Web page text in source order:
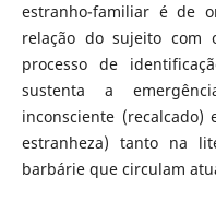
estranho-familiar é de
relação do sujeito com
processo de
sustenta a
inconsciente
estranheza) tanto na
barbárie que circulam